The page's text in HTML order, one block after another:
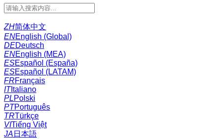
ZH简体中文
ENEnglish (Global)
DEDeutsch
ENEnglish (MEA)
ESEspañol (España)
ESEspañol (LATAM)
FRFrançais
ITItaliano
PLPolski
PTPortuguês
TRTürkçe
VITiếng Việt
JA 日本語